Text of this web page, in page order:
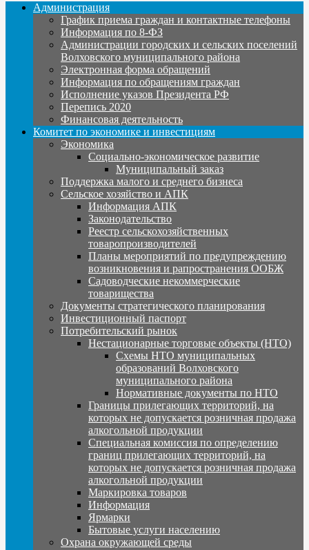
Администрация
График приема граждан и контактные телефоны
Информация по 8-ФЗ
Администрации городских и сельских поселений
Волховского муниципального района
Электронная форма обращений
Информация по обращениям граждан
Исполнение указов Президента РФ
Перепись 2020
Финансовая деятельность
Комитет по экономике и инвестициям
Экономика
Социально-экономическое развитие
Муниципальный заказ
Поддержка малого и среднего бизнеса
Сельское хозяйство и АПК
Информация АПК
Законодательство
Реестр сельскохозяйственных
товаропроизводителей
Планы мероприятий по предупреждению
возникновения и рапространения ООБЖ
Садоводческие некоммерческие
товарищества
Документы стратегического планирования
Инвестиционный паспорт
Потребительский рынок
Нестационарные торговые объекты (НТО)
Схемы НТО муниципальных
образований Волховского
муниципального района
Нормативные документы по НТО
Границы прилегающих территорий, на
которых не допускается розничная продажа
алкогольной продукции
Специальная комиссия по определению
границ прилегающих территорий, на
которых не допускается розничная продажа
алкогольной продукции
Маркировка товаров
Информация
Ярмарки
Бытовые услуги населению
Охрана окружающей среды